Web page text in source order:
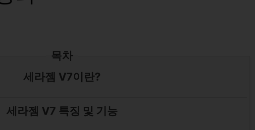
목차
세라젬 V7이란?
세라젬 V7 특징 및 기능